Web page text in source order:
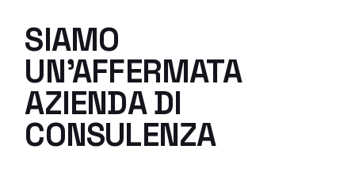
SIAMO
UN'AFFERMATA
AZIENDA DI
CONSULENZA